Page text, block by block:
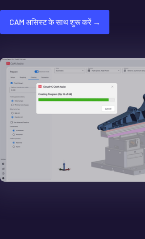
CAM असिस्ट के साथ शुरू करें →